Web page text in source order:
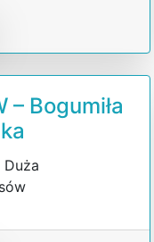
– Bogumiła